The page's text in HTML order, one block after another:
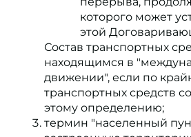
которого может
этой
Состав транспортных
находящимся в
движении", если по
транспортных средств
этому определению;
термин "населенный